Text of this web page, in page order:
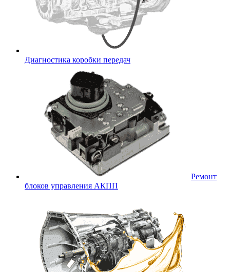
Диагностика коробки передач
Ремонт
блоков управления АКПП